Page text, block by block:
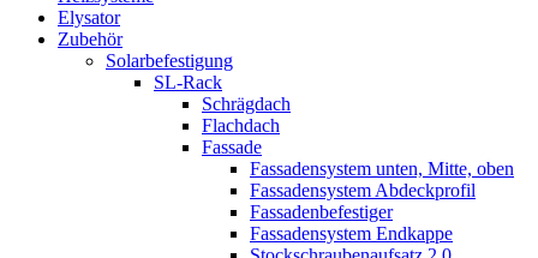
Elysator
Zubehör
Solarbefestigung
SL-Rack
Schrägdach
Flachdach
Fassade
Fassadensystem unten, Mitte, oben
Fassadensystem Abdeckprofil
Fassadenbefestiger
Fassadensystem Endkappe